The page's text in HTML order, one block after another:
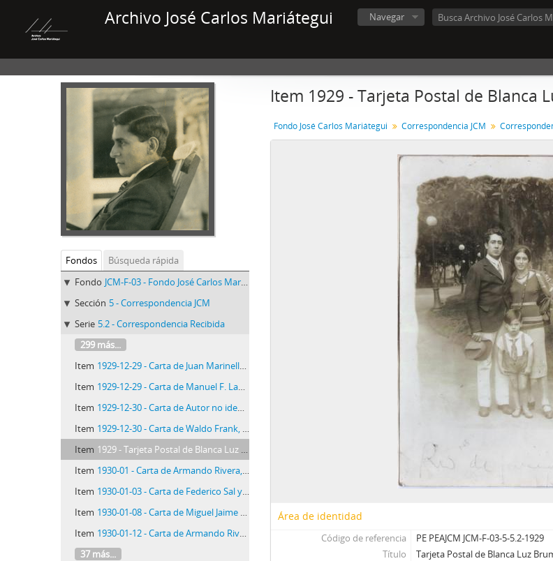
Archivo José Carlos Mariátegui Navegar
Fondos
Búsqueda rápida
Fondo JCM-F-03 - Fondo José Carlos Mariátegui
Sección 5 - Correspondencia JCM
Serie 5.2 - Correspondencia Recibida
299 más...
Item 1929-12-29 - Carta de Juan Marinello, 29/12/1929
Item 1929-12-29 - Carta de Manuel F. Laos, 29/12/1929
Item 1929-12-30 - Carta de Autor no identificado a José Carlos Mariátegui, 30/12/1929
Item 1929-12-30 - Carta de Waldo Frank, 30/12/1929
Item 1929 - Tarjeta Postal de Blanca Luz Brum y David Alfaro Siqueiros, c.1929
Item 1930-01 - Carta de Armando Rivera, [01/1930]
Item 1930-01-03 - Carta de Federico Sal y Rosas, 3/1/1930
Item 1930-01-08 - Carta de Miguel Jaime Gili, 8/1/1930
Item 1930-01-12 - Carta de Armando Rivera, 12/1/1930
37 más...
Item 1929 - Tarjeta Postal de Blanca
Fondo José Carlos Mariátegui Correspondencia JCM
Área de identidad
Código de referencia
PE PEAJCM JCM-F-03-5-5.2-1929
Título
Tarjeta Postal de Blanca Luz